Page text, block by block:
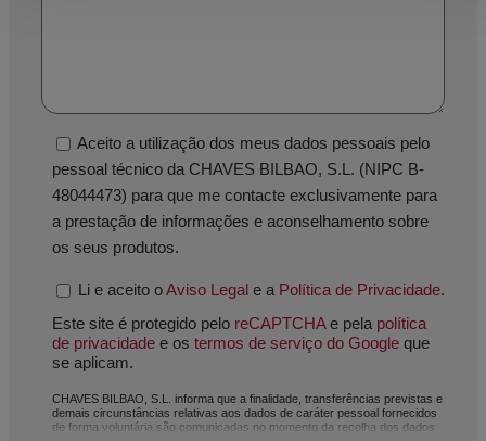
Aceito a utilização dos meus dados pessoais pelo
pessoal técnico da CHAVES BILBAO, S.L. (NIPC B-
48044473) para que me contacte exclusivamente para
a prestação de informações e aconselhamento sobre
os seus produtos.
Li e aceito oAviso Legal e a Política de Privacidade.
Este site é protegido pelo reCAPTCHAe pela política
de privacidade e os termos de serviço do Google que
se aplicam.
CHAVES BILBAO, S.L. informa que a finalidade, transferências previstas e
demais circunstâncias relativas aos dados de caráter pessoal fornecidos
de forma voluntária são comunicadas no momento da recolha dos dados